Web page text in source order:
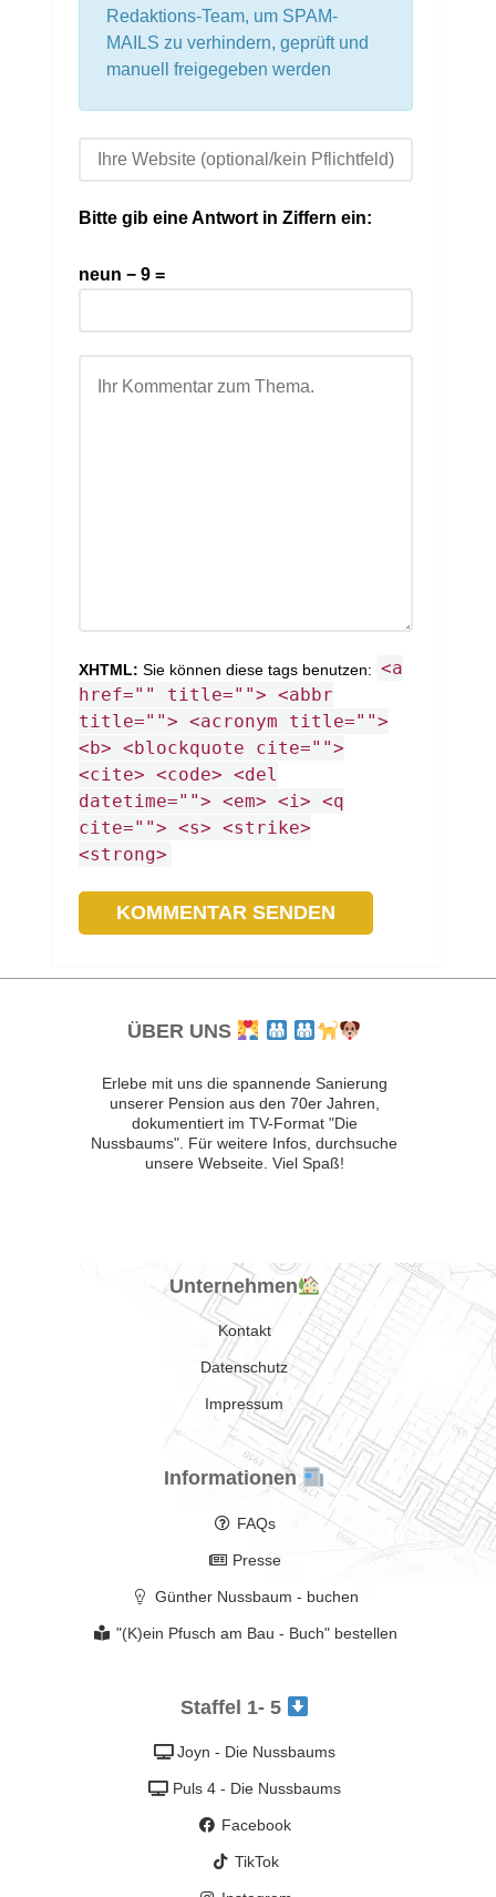
Redaktions-Team, um SPAM-
MAILS zu verhindern, geprüft und
manuell freigegeben werden
Bitte gib eine Antwort in Ziffern ein:
neun − 9 =
XHTML: Sie können diese tags benutzen: <a
href="" title=""> <abbr
title=""> <acronym title="">
<b> <blockquote cite="">
<cite> <code> <del
datetime=""> <em> <i> <q
cite=""> <s> <strike>
<strong>
ÜBER UNS
Erlebe mit uns die spannende Sanierung
unserer Pension aus den 70er Jahren,
dokumentiert im TV-Format "Die
Nussbaums". Für weitere Infos, durchsuche
unsere Webseite. Viel Spaß!
Unternehmen
Kontakt
Datenschutz
Impressum
Informationen
FAQs
Presse
Günther Nussbaum - buchen
"(K)ein Pfusch am Bau - Buch" bestellen
Staffel 1- 5
Joyn - Die Nussbaums
Puls 4 - Die Nussbaums
Facebook
TikTok